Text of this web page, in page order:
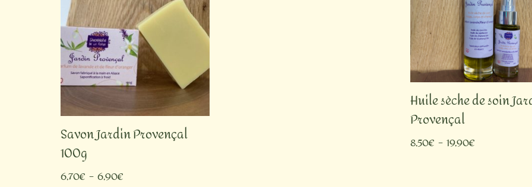
Savon Jardin Provençal
100g
6,70€ –6,90€
Huile sèche de soin
Provençal
8,50€ – 19,90€